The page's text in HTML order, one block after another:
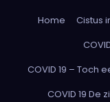
Home Cistus
COVID 19 – Toch
COVID 19 De